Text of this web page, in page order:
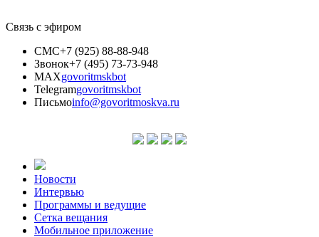
Связь с эфиром
СМС+7 (925) 88-88-948
Звонок+7 (495) 73-73-948
MAXgovoritmskbot
Telegramgovoritmskbot
Письмоinfo@govoritmoskva.ru
Новости
Интервью
Программы и ведущие
Сетка вещания
Мобильное приложение